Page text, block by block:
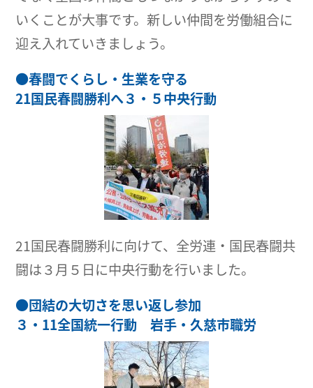
いくことが大事です。新しい仲間を労働組合に
迎え入れていきましょう。
●春闘でくらし・生業を守る
21国民春闘勝利へ３・５中央行動
21国民春闘勝利に向けて、全労連・国民春闘共
闘は３月５日に中央行動を行いました。
●団結の大切さを思い返し参加
３・11全国統一行動 岩手・久慈市職労